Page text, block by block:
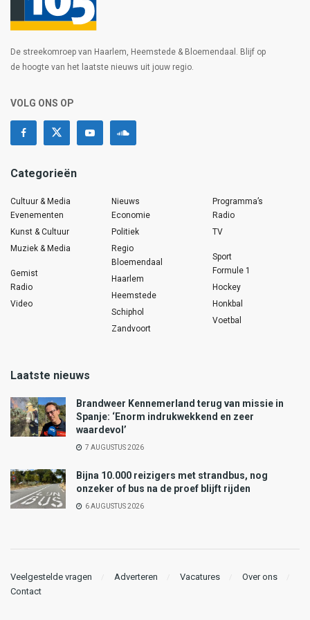
De streekomroep van Haarlem, Heemstede & Bloemendaal. Blijf op
de hoogte van het laatste nieuws uit jouw regio.
VOLG ONS OP
Categorieën
Cultuur & Media
Evenementen
Kunst & Cultuur
Muziek & Media
Gemist
Radio
Video
Nieuws
Economie
Politiek
Regio
Bloemendaal
Haarlem
Heemstede
Schiphol
Zandvoort
Programma’s
Radio
TV
Sport
Formule 1
Hockey
Honkbal
Voetbal
Laatste nieuws
Brandweer Kennemerland terug van missie in
Spanje: ‘Enorm indrukwekkend en zeer
waardevol’
7 AUGUSTUS 2026
Bijna 10.000 reizigers met strandbus, nog
onzeker of bus na de proef blijft rijden
6 AUGUSTUS 2026
Veelgestelde vragen Adverteren Vacatures
Over ons
Contact